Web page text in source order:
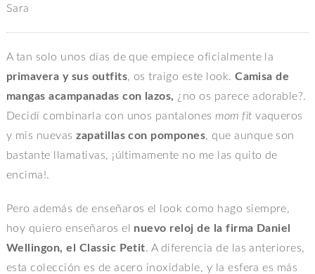
Sara
A tan solo unos días de que empiece oficialmente la
primavera y sus outfits, os traigo este look.Camisa de
mangas acampanadas con lazos, ¿no os parece adorable?.
Decidí combinarla con unos pantalonesmom fit vaqueros
y mis nuevaszapatillas con pompones, que aunque son
bastante llamativas, ¡últimamente no me las quito de
encima!.
Pero además de enseñaros el look como hago siempre,
hoy quiero enseñaros el nuevo reloj de la firma Daniel
Wellingon, el Classic Petit. A diferencia de las anteriores,
esta colección es de acero inoxidable, y la esfera es más